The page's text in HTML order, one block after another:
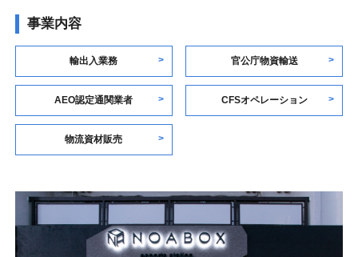
事業内容
輸出入業務 官公庁物資輸送
AEO認定通関業者 CFSオペレーション
物流資材販売